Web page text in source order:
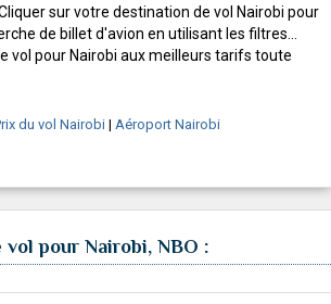
sur votre destination de vol Nairobi pour
de billet d'avion en utilisant les filtres...
vol pour Nairobi aux meilleurs tarifs toute
du vol Nairobi | Aéroport Nairobi
pour Nairobi, NBO :